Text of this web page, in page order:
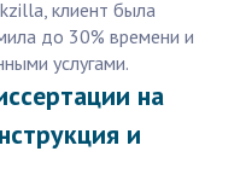
клиент была
до 30% времени и
услугами.
на
и